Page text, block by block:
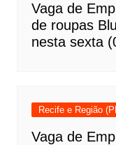
Vaga de
de roupas
nesta sexta
Recife e Região
Vaga de